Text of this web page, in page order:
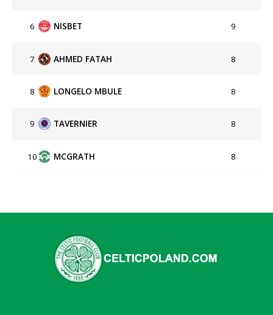
6 NISBET 9
7 AHMED FATAH 8
8 LONGELO MBULE 8
9 TAVERNIER 8
10 MCGRATH 8